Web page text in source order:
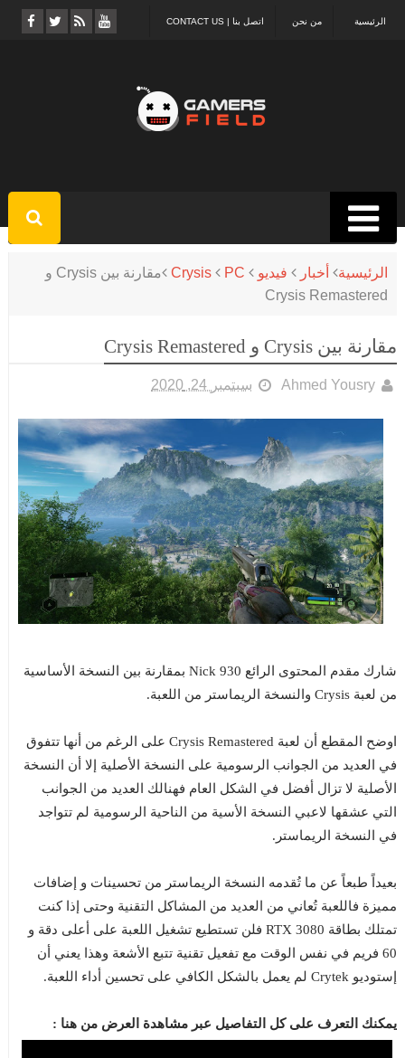
اتصل بنا | CONTACT US من نحن الرئيسية
الرئيسية أخبار فيديو Crysis PC
مقارنة بين Crysis و
Crysis Remastered
مقارنة بين Crysis و Crysis Remastered
Ahmed Yousry سبتمبر 24, 2020
شارك مقدم المحتوى الرائع Nick 930 بمقارنة بين النسخة الأساسية
من لعبة Crysis والنسخة الريماستر من اللعبة.
اوضح المقطع أن لعبة Crysis Remastered على الرغم من أنها تتفوق
في العديد من الجوانب الرسومية على النسخة الأصلية إلا أن النسخة
الأصلية لا تزال أفضل في الشكل العام فهنالك العديد من الجوانب
التي عشقها لاعبي النسخة الأسية من الناحية الرسومية لم تتواجد
في النسخة الريماستر.
بعيداً طبعاً عن ما تُقدمه النسخة الريماستر من تحسينات و إضافات
مميزة فاللعبة تُعاني من العديد من المشاكل التقنية وحتى إذا كنت
تمتلك بطاقة RTX 3080 فلن تستطيع تشغيل اللعبة على أعلى دقة و
60 فريم في نفس الوقت مع تفعيل تقنية تتبع الأشعة وهذا يعني أن
إستوديو Crytek لم يعمل بالشكل الكافي على تحسين أداء اللعبة.
يمكنك التعرف على كل التفاصيل عبر مشاهدة العرض من هنا :